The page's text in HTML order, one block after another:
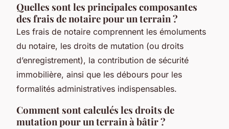
Quelles sont les principales composantes
des frais de notaire pour un terrain ?
Les frais de notaire comprennent les émoluments
du notaire, les droits de mutation (ou droits
d’enregistrement), la contribution de sécurité
immobilière, ainsi que les débours pour les
formalités administratives indispensables.
Comment sont calculés les droits de
mutation pour un terrain à bâtir ?